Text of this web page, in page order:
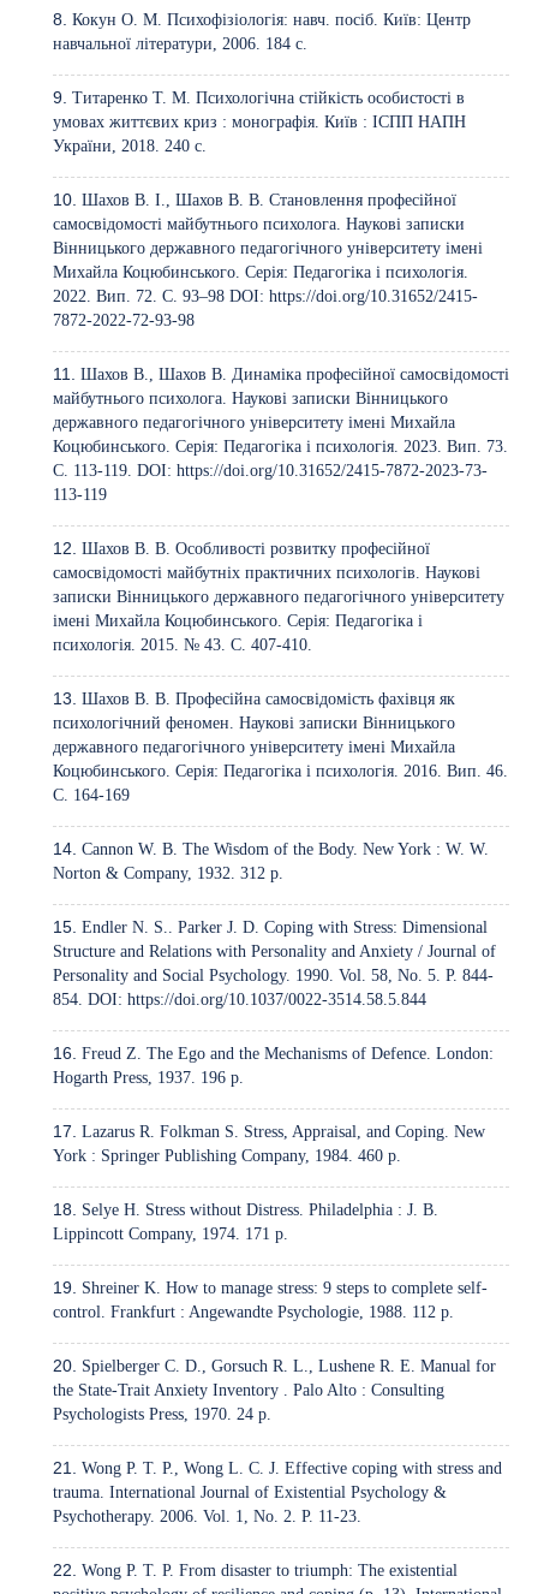
Кокун О. М. Психофізіологія: навч. посіб. Київ: Центр
навчальної літератури, 2006. 184 с.
Титаренко Т. М. Психологічна стійкість особистості в
умовах життєвих криз : монографія. Київ : ІСПП НАПН
України, 2018. 240 с.
Шахов В. І., Шахов В. В. Становлення професійної
самосвідомості майбутнього психолога. Наукові записки
Вінницького державного педагогічного університету імені
Михайла Коцюбинського. Серія: Педагогіка і психологія.
2022. Вип. 72. С. 93–98 DOI: https://doi.org/10.31652/2415-
7872-2022-72-93-98
Шахов В., Шахов В. Динаміка професійної самосвідомості
майбутнього психолога. Наукові записки Вінницького
державного педагогічного університету імені Михайла
Коцюбинського. Серія: Педагогіка і психологія. 2023. Вип. 73.
С. 113-119. DOI: https://doi.org/10.31652/2415-7872-2023-73-
113-119
Шахов В. В. Особливості розвитку професійної
самосвідомості майбутніх практичних психологів. Наукові
записки Вінницького державного педагогічного університету
імені Михайла Коцюбинського. Серія: Педагогіка і
психологія. 2015. № 43. С. 407-410.
Шахов В. В. Професійна самосвідомість фахівця як
психологічний феномен. Наукові записки Вінницького
державного педагогічного університету імені Михайла
Коцюбинського. Серія: Педагогіка і психологія. 2016. Вип. 46.
С. 164-169
Cannon W. B. The Wisdom of the Body. New York : W. W.
Norton & Company, 1932. 312 p.
Endler N. S.. Parker J. D. Coping with Stress: Dimensional
Structure and Relations with Personality and Anxiety / Journal of
Personality and Social Psychology. 1990. Vol. 58, No. 5. P. 844-
854. DOI: https://doi.org/10.1037/0022-3514.58.5.844
Freud Z. The Ego and the Mechanisms of Defence. London:
Hogarth Press, 1937. 196 p.
Lazarus R. Folkman S. Stress, Appraisal, and Coping. New
York : Springer Publishing Company, 1984. 460 p.
Selye H. Stress without Distress. Philadelphia : J. B.
Lippincott Company, 1974. 171 p.
Shreiner K. How to manage stress: 9 steps to complete self-
control. Frankfurt : Angewandte Psychologie, 1988. 112 p.
Spielberger C. D., Gorsuch R. L., Lushene R. E. Manual for
the State-Trait Anxiety Inventory . Palo Alto : Consulting
Psychologists Press, 1970. 24 p.
Wong P. T. P., Wong L. C. J. Effective coping with stress and
trauma. International Journal of Existential Psychology &
Psychotherapy. 2006. Vol. 1, No. 2. P. 11-23.
Wong P. T. P. From disaster to triumph: The existential